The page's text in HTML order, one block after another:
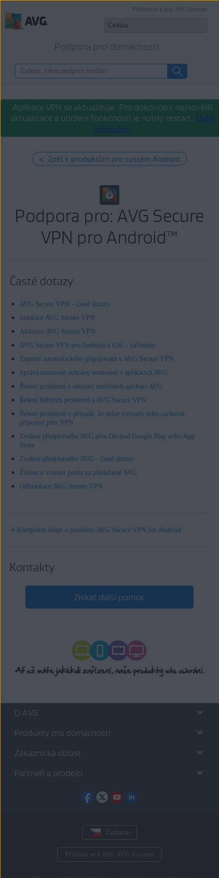
Podpora pro domácnosti
Přihlásit se k účtu AVG Account
Aplikace VPN se aktualizuje. Pro dokončení nejnovější
aktualizace a udržení funkčnosti je nutný restart. Další
informace.
< Zpět k produktům pro systém Android
Podpora pro: AVG Secure
VPN pro Android™
Časté dotazy
AVG Secure VPN – časté dotazy
Instalace AVG Secure VPN
Aktivace AVG Secure VPN
AVG Secure VPN pro Android a iOS – začínáme
Zapnutí automatického připojování v AVG Secure VPN
Správa nastavení ochrany soukromí v aplikacích AVG
Řešení problémů s aktivací mobilních aplikací AVG
Řešení běžných problémů s AVG Secure VPN
Řešení problémů v případě, že nelze vytvořit nebo zachovat
připojení přes VPN
Zrušení předplatného AVG přes Obchod Google Play nebo App
Store
Zrušení předplatného AVG – časté dotazy
Žádost o vrácení peněz za předplatné AVG
Odinstalace AVG Secure VPN
Kompletní údaje o produktu AVG Secure VPN for Android
Kontakty
Získat další pomoc
O AVG
Produkty pro domácnosti
Zákaznická oblast
Partneři a prodejci
Čeština
Přihlásit se k účtu AVG Account